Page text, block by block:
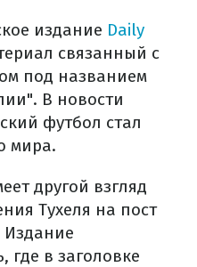
издание Daily
связанный с
под названием
В новости
футбол стал
мира.
другой взгляд
Тухеля на пост
Издание
где в заголовке